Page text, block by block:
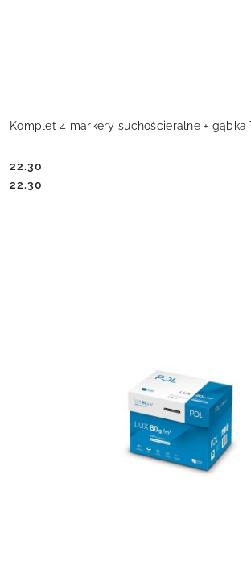
Komplet 4 markery suchościeralne + gąbka
Cena:
22.30
Cena:
22.30